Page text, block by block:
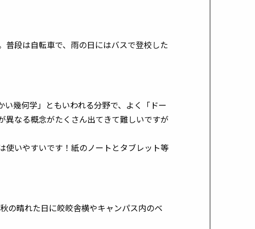
段は自転車で、雨の日にはバスで登校した
幾何学」ともいわれる分野で、よく「ドー
異なる概念がたくさん出てきて難しいですが
使いやすいです！紙のノートとタブレット等
の晴れた日に皎皎舎横やキャンパス内のベ